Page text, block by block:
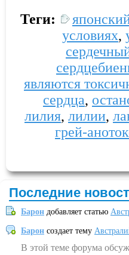
Теги:
условиях,
являются
сердца,
лилия, лилии,
грей-
Последние
Барон добавляет статью
Барон создает тему
В этой теме форума